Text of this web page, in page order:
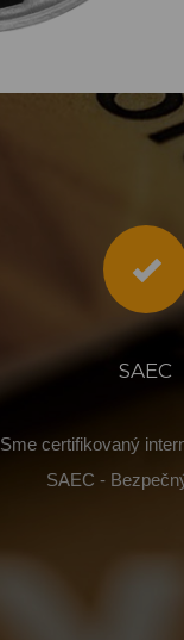
SAEC
Sme certifikovaný
SAEC -